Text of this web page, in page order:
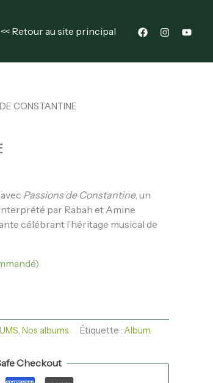
<< Retour au site principal
CONSTANTINE
Passions de Constantine, un
par Rabah et Amine
célébrant l’héritage musical de
, Nos albums Étiquette : Album
Checkout